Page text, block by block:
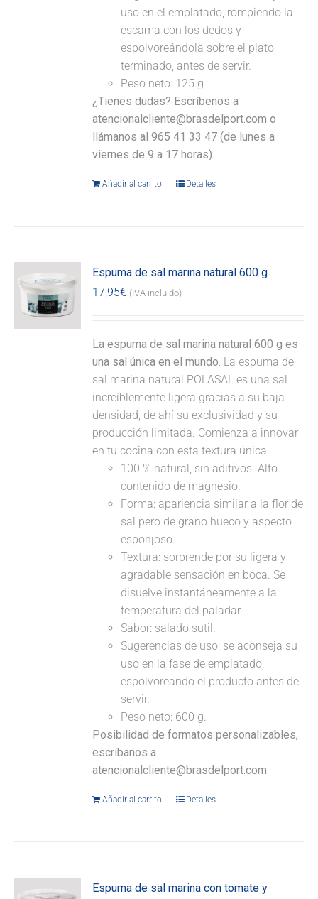
uso en el emplatado, rompiendo la
escama con los dedos y
espolvoreándola sobre el plato
terminado, antes de servir.
Peso neto: 125 g
¿Tienes dudas? Escríbenos a
atencionalcliente@brasdelport.com o
llámanos al 965 41 33 47 (de lunes a
viernes de 9 a 17 horas).
Añadir al carrito Detalles
Espuma de sal marina natural 600 g
17,95€ (IVA incluido)
La espuma de sal marina natural 600 g es
una sal única en el mundo. La espuma de
sal marina natural POLASAL es una sal
increíblemente ligera gracias a su baja
densidad, de ahí su exclusividad y su
producción limitada. Comienza a innovar
en tu cocina con esta textura única.
100 % natural, sin aditivos. Alto
contenido de magnesio.
Forma: apariencia similar a la flor de
sal pero de grano hueco y aspecto
esponjoso.
Textura: sorprende por su ligera y
agradable sensación en boca. Se
disuelve instantáneamente a la
temperatura del paladar.
Sabor: salado sutil.
Sugerencias de uso: se aconseja su
uso en la fase de emplatado,
espolvoreando el producto antes de
servir.
Peso neto: 600 g.
Posibilidad de formatos personalizables,
escríbanos a
atencionalcliente@brasdelport.com
Añadir al carrito Detalles
Espuma de sal marina con tomate y